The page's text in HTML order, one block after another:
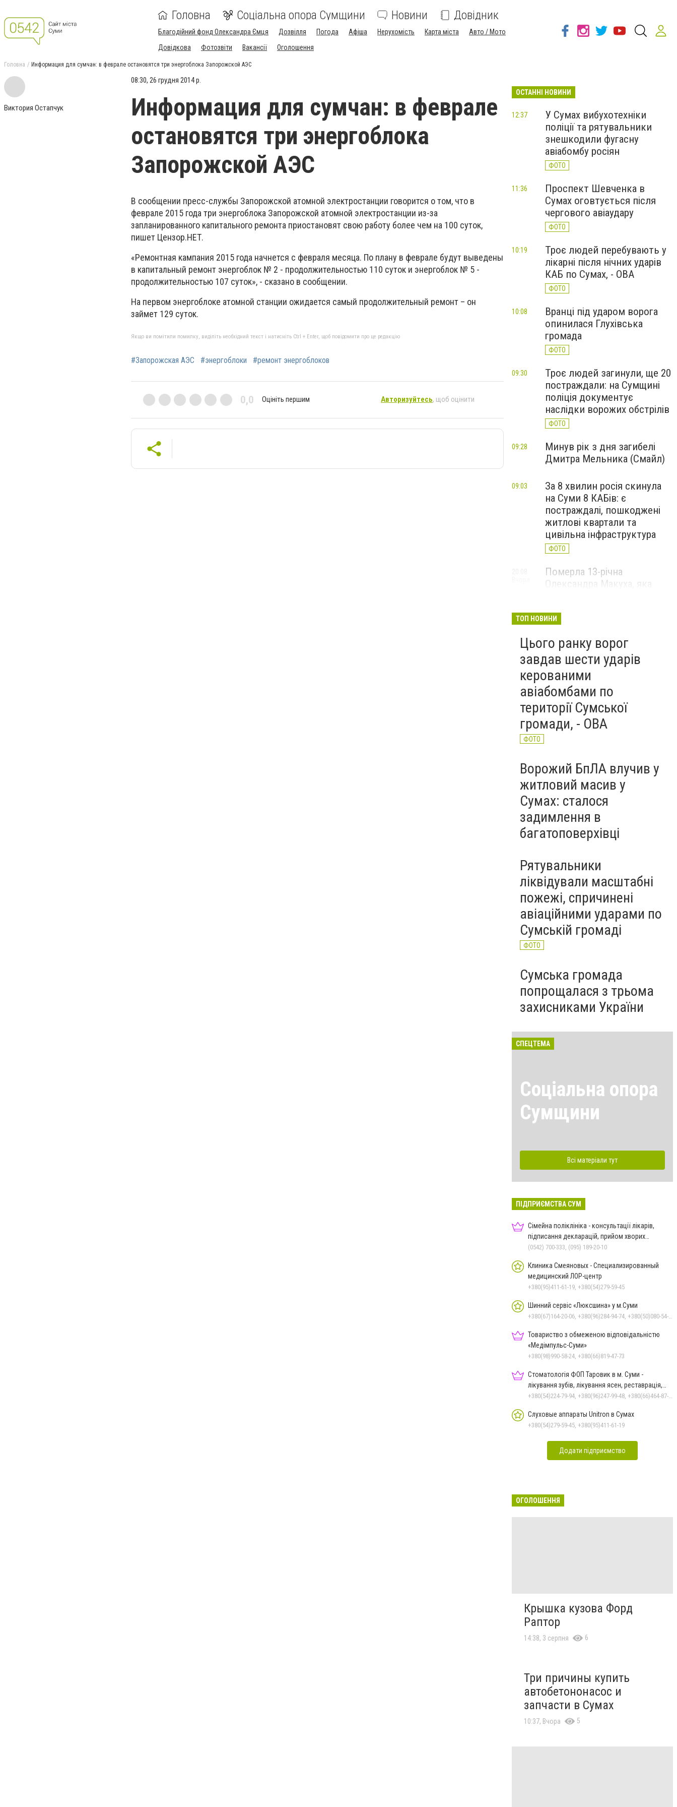
Головна Соціальна опора Сумщини Новини Довідник
Благодійний фонд Олександра Ємця Дозвілля Погода Афіша Нерухомість Карта міста
Авто / Мото
Довідкова
Фотозвіти Вакансії Оголошення
Головна Информация для сумчан: в феврале остановятся три энергоблока Запорожской АЭС
Виктория Остапчук
08:30, 26 грудня 2014 р.
Информация для сумчан: в феврале
остановятся три энергоблока
Запорожской АЭС
В сообщении пресс-службы Запорожской атомной электростанции говорится о том, что в
феврале 2015 года три энергоблока Запорожской атомной электростанции из-за
запланированного капитального ремонта приостановят свою работу более чем на 100 суток,
пишет Цензор.НЕТ.
«Ремонтная кампания 2015 года начнется с февраля месяца. По плану в феврале будут выведены
в капитальный ремонт энергоблок № 2 - продолжительностью 110 суток и энергоблок № 5 -
продолжительностью 107 суток», - сказано в сообщении.
На первом энергоблоке атомной станции ожидается самый продолжительный ремонт – он
займет 129 суток.
Якщо ви помітили помилку, виділіть необхідний текст і натисніть Ctrl + Enter, щоб повідомити про це редакцію
#Запорожская АЭС #энергоблоки #ремонт энергоблоков
0,0 Оцініть першим Авторизуйтесь, щоб оцінити
ОСТАННІ НОВИНИ
У Сумах вибухотехніки
поліції та рятувальники
знешкодили фугасну
авіабомбу росіян
ФОТО
12:37
Проспект Шевченка в
Сумах оговтується після
чергового авіаудару
ФОТО
11:36
Троє людей перебувають у
лікарні після нічних ударів
КАБ по Сумах, - ОВА
ФОТО
10:19
Вранці під ударом ворога
опинилася Глухівська
громада
ФОТО
10:08
Троє людей загинули, ще 20
постраждали: на Сумщині
поліція документує
наслідки ворожих обстрілів
ФОТО
09:30
Минув рік з дня загибелі
Дмитра Мельника (Смайл)
09:28
За 8 хвилин росія скинула
на Суми 8 КАБів: є
постраждалі, пошкоджені
житлові квартали та
цивільна інфраструктура
ФОТО
09:03
Померла 13-річна
Олександра Макуха, яка
атаки
ТОП НОВИНИ
Цього ранку ворог
завдав шести ударів
керованими
авіабомбами по
території Сумської
громади, - ОВА
ФОТО
Ворожий БпЛА влучив у
житловий масив у
Сумах: сталося
задимлення в
багатоповерхівці
Рятувальники
ліквідували масштабні
пожежі, спричинені
авіаційними ударами по
Сумській громаді
ФОТО
Сумська громада
попрощалася з трьома
захисниками України
СПЕЦТЕМА
Соціальна опора
Сумщини
Всі матеріали тут
ПІДПРИЄМСТВА СУМ
Сімейна поліклініка - консультації лікарів,
підписання декларацій, прийом хворих
дорослих та дітей
(0542) 700-333, (095) 189-20-10
Клиника Смеяновых - Специализированный
медицинский ЛОР-центр
+380(95)411-61-19, +380(54)279-59-45
Шинний сервіс «Люксшина» у м.Суми
Товариство з обмеженою відповідальністю
«Медімпульс-Суми»
+380(98)990-58-24, +380(66)819-47-73
Стоматологія ФОП Таровик в м. Суми -
лікування зубів, лікування ясен, реставрація,
протезування
Слуховые аппараты Unitron в Сумах
+380(54)279-59-45, +380(95)411-61-19
Додати підприємство
ОГОЛОШЕННЯ
Крышка кузова Форд
Раптор
14:38, 3 серпня 6
Три причины купить
автобетононасос и
запчасти в Сумах
10:37, Вчора 5